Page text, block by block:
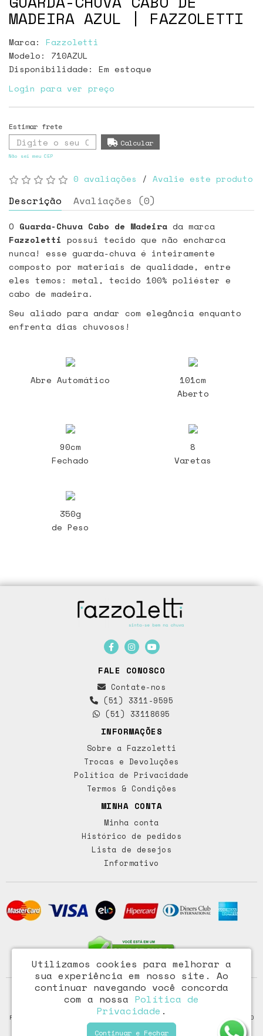
MADEIRA AZUL | FAZZOLETTI
Marca: Fazzoletti
Modelo: 710AZUL
Disponibilidade: Em estoque
Login para ver preço
Não sei meu CEP
0 avaliações / Avalie este produto
Descrição Avaliações (0)
O Guarda-Chuva Cabo de Madeira da marca
Fazzoletti possui tecido que não encharca
nunca! esse guarda-chuva é inteiramente
composto por materiais de qualidade, entre
eles temos: metal, tecido 100% poliéster e
cabo de madeira.
Seu aliado para andar com elegância enquanto
enfrenta dias chuvosos!
Abre Automático
101cm
Aberto
90cm
Fechado
8
Varetas
350g
de Peso
FALE CONOSCO
Contate-nos
(51) 3311-9595
(51) 33118695
INFORMAÇÕES
Sobre a Fazzoletti
Trocas e Devoluções
Política de Privacidade
Termos & Condições
MINHA CONTA
Minha conta
Histórico de pedidos
Lista de desejos
Informativo
Access Comércio Importação e Exportação Ltda - CNPJ:
72.473.291/0001-46
Rua Paraiba, 318 – Floresta - Porto Alegre / RS - CEP: 90220-100
Utilizamos cookies para melhorar a
sua experiência em nosso site. Ao
continuar navegando você concorda
com a nossa Política de
Privacidade .
Continuar e Fechar